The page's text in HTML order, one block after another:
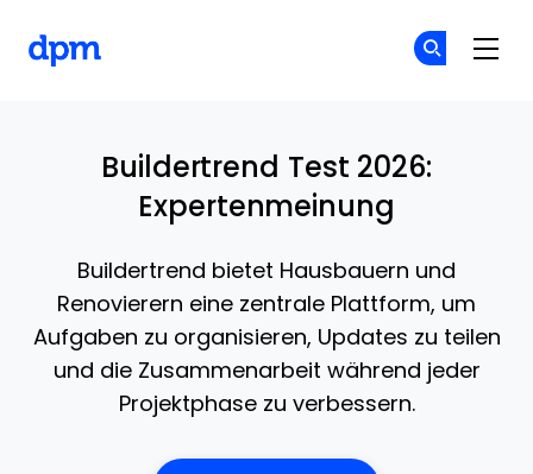
Buildertrend Test 2026:
Expertenmeinung
Buildertrend bietet Hausbauern und
Renovierern eine zentrale Plattform, um
Aufgaben zu organisieren, Updates zu teilen
und die Zusammenarbeit während jeder
Projektphase zu verbessern.